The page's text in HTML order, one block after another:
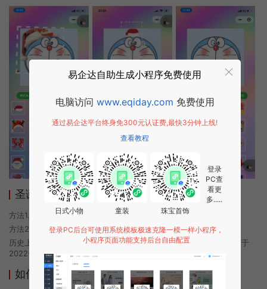
圣诞帽生成工具小程序使用方法
方法1. 使用微信扫描本页面上方二维码进入圣诞帽生成工具的小程序
方法2. 在微信中搜索“圣诞帽生成工具”即可进入小程序
历史上的今时小程序由圣诞帽生成工具团队开发，易企达小程序商店于
2022-05-15 08:37发布
如何开发类似圣诞帽生成工具的小程序
易企达自助生成小程序免费使用
电脑访问 www.eqiday.com 免费使用
通过易企达平台终身免300元认证费,最快3分钟上线!
查看教程
日式小物 童装 珠宝首饰
登录
PC查
看更
多.....
登录PC后台可使用系统模板极速克隆一模一样小程序，
小程序页面功能支持后台自由配置